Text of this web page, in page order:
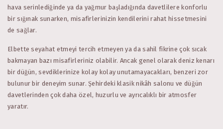
hava serinlediğinde ya da yağmur başladığında davetlilere konforlu
bir sığınak sunarken, misafirlerinizin kendilerini rahat hissetmesini
de sağlar.
Elbette seyahat etmeyi tercih etmeyen ya da sahil fikrine çok sıcak
bakmayan bazı misafirleriniz olabilir. Ancak genel olarak deniz kenarı
bir düğün, sevdiklerinize kolay kolay unutamayacakları, benzeri zor
bulunur bir deneyim sunar. Şehirdeki klasik nikâh salonu ve düğün
davetlerinden çok daha özel, huzurlu ve ayrıcalıklı bir atmosfer
yaratır.